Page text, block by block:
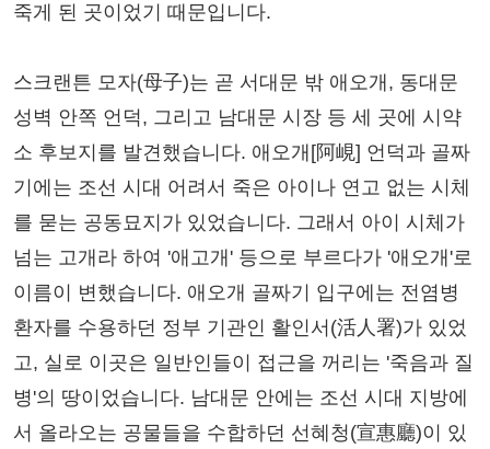
죽게 된 곳이었기 때문입니다.
스크랜튼 모자(母子)는 곧 서대문 밖 애오개, 동대문
성벽 안쪽 언덕, 그리고 남대문 시장 등 세 곳에 시약
소 후보지를 발견했습니다. 애오개[阿峴] 언덕과 골짜
기에는 조선 시대 어려서 죽은 아이나 연고 없는 시체
를 묻는 공동묘지가 있었습니다. 그래서 아이 시체가
넘는 고개라 하여 '애고개' 등으로 부르다가 '애오개'로
이름이 변했습니다. 애오개 골짜기 입구에는 전염병
환자를 수용하던 정부 기관인 활인서(活人署)가 있었
고, 실로 이곳은 일반인들이 접근을 꺼리는 '죽음과 질
병'의 땅이었습니다. 남대문 안에는 조선 시대 지방에
서 올라오는 공물들을 수합하던 선혜청(宣惠廳)이 있